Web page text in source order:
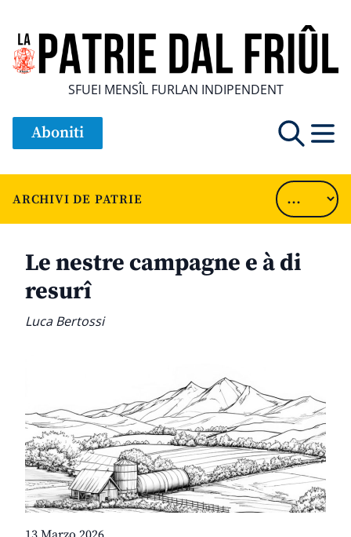
SFUEI MENSÎL FURLAN INDIPENDENT
Aboniti
ARCHIVI DE PATRIE
Le nestre campagne e à di
resurî
Luca Bertossi